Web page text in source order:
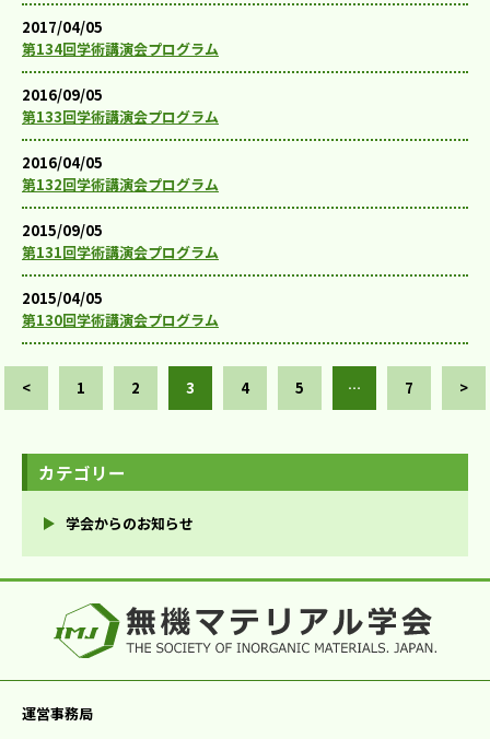
2017/04/05
第134回学術講演会プログラム
2016/09/05
第133回学術講演会プログラム
2016/04/05
第132回学術講演会プログラム
2015/09/05
第131回学術講演会プログラム
2015/04/05
第130回学術講演会プログラム
< 1 2 3 4 5 … 7 >
カテゴリー
学会からのお知らせ
運営事務局